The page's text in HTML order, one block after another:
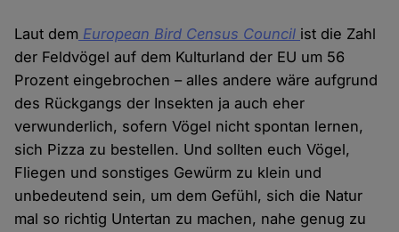
Laut dem European Bird Census Council ist die Zahl
der Feldvögel auf dem Kulturland der EU um 56
Prozent eingebrochen – alles andere wäre aufgrund
des Rückgangs der Insekten ja auch eher
verwunderlich, sofern Vögel nicht spontan lernen,
sich Pizza zu bestellen. Und sollten euch Vögel,
Fliegen und sonstiges Gewürm zu klein und
unbedeutend sein, um dem Gefühl, sich die Natur
mal so richtig Untertan zu machen, nahe genug zu